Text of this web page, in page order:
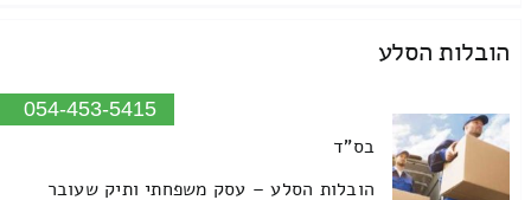
הובלות הסלע
054-453-5415
בס"ד
הובלות הסלע – עסק משפחתי ותיק שעובר